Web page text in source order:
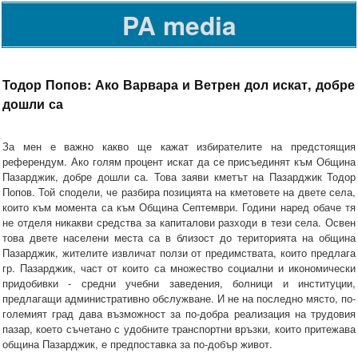
PA media
Тодор Попов: Ако Варвара и Ветрен дол искат, добре
дошли са
За мен е важно какво ще кажат избирателите на предстоящия
референдум. Ако голям процент искат да се присъединят към Община
Пазарджик, добре дошли са. Това заяви кметът на Пазарджик Тодор
Попов. Той сподели, че разбира позицията на кметовете на двете села,
които към момента са към Община Септември. Години наред обаче тя
не отделя никакви средства за капиталови разходи в тези села. Освен
това двете населени места са в близост до територията на община
Пазарджик, жителите извличат ползи от предимствата, които предлага
гр. Пазарджик, част от които са множество социални и икономически
придобивки - средни учебни заведения, болници и институции,
предлагащи административно обслужване. И не на последно място, по-
големият град дава възможност за по-добра реализация на трудовия
пазар, което съчетано с удобните транспортни връзки, които притежава
община Пазарджик, е предпоставка за по-добър живот.